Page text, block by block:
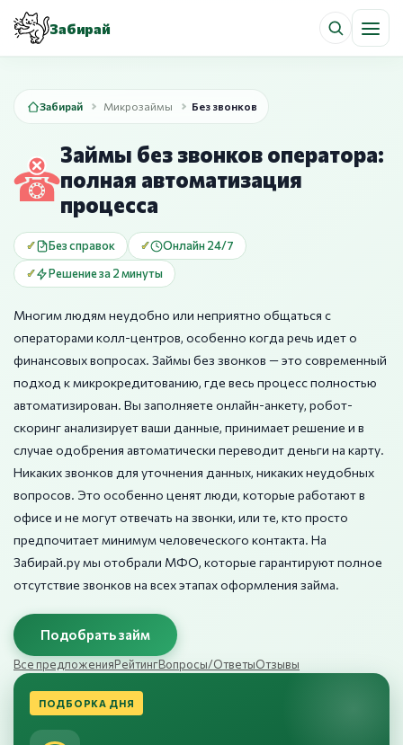
Забирай
Забирай Микрозаймы Без звонков
Займы без звонков оператора:
полная автоматизация
процесса
Без справок
Онлайн 24/7
Решение за 2 минуты
Многим людям неудобно или неприятно общаться с
операторами колл-центров, особенно когда речь идет о
финансовых вопросах. Займы без звонков — это современный
подход к микрокредитованию, где весь процесс полностью
автоматизирован. Вы заполняете онлайн-анкету, робот-
скоринг анализирует ваши данные, принимает решение и в
случае одобрения автоматически переводит деньги на карту.
Никаких звонков для уточнения данных, никаких неудобных
вопросов. Это особенно ценят люди, которые работают в
офисе и не могут отвечать на звонки, или те, кто просто
предпочитает минимум человеческого контакта. На
Забирай.ру мы отобрали МФО, которые гарантируют полное
отсутствие звонков на всех этапах оформления займа.
Подобрать займ
Все предложенияРейтингВопросы/ОтветыОтзывы
ПОДБОРКА ДНЯ